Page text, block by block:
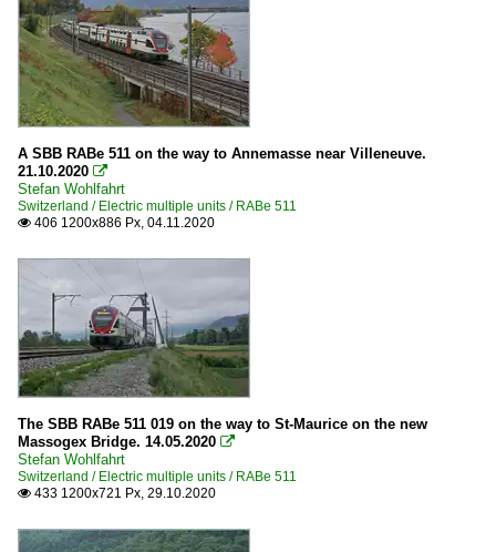
A SBB RABe 511 on the way to Annemasse near Villeneuve.
21.10.2020 
Stefan Wohlfahrt
Switzerland / Electric multiple units / RABe 511
 406 1200x886 Px, 04.11.2020
The SBB RABe 511 019 on the way to St-Maurice on the new
Massogex Bridge. 14.05.2020 
Stefan Wohlfahrt
Switzerland / Electric multiple units / RABe 511
 433 1200x721 Px, 29.10.2020